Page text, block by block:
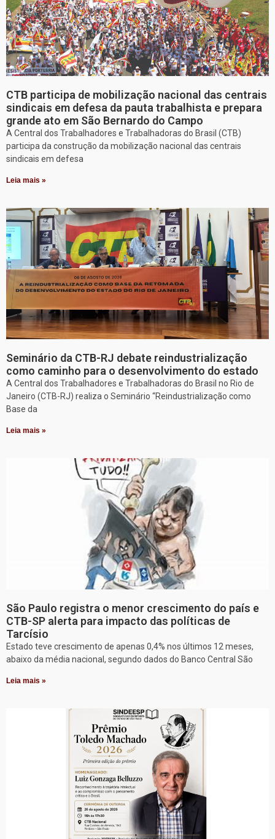
CTB participa de mobilização nacional das centrais
sindicais em defesa da pauta trabalhista e prepara
grande ato em São Bernardo do Campo
A Central dos Trabalhadores e Trabalhadoras do Brasil (CTB)
participa da construção da mobilização nacional das centrais
sindicais em defesa
Leia mais »
Seminário da CTB-RJ debate reindustrialização
como caminho para o desenvolvimento do estado
A Central dos Trabalhadores e Trabalhadoras do Brasil no Rio de
Janeiro (CTB-RJ) realiza o Seminário “Reindustrialização como
Base da
Leia mais »
São Paulo registra o menor crescimento do país e
CTB-SP alerta para impacto das políticas de
Tarcísio
Estado teve crescimento de apenas 0,4% nos últimos 12 meses,
abaixo da média nacional, segundo dados do Banco Central São
Leia mais »